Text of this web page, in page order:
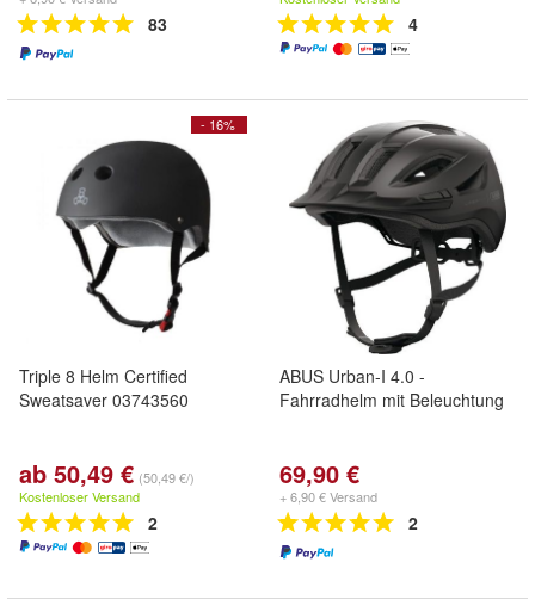
83 4
- 16%
Triple 8 Helm Certified
Sweatsaver 03743560
ab 50,49 € (50,49 €/)
Kostenloser Versand
2
ABUS Urban-I 4.0 -
Fahrradhelm mit Beleuchtung
69,90 €
+ 6,90 € Versand
2